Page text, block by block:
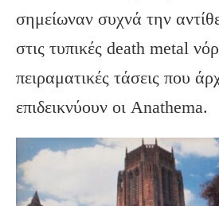
σημείωναν συχνά την
στις τυπικές death metal
πειραματικές τάσεις που
επιδεικνύουν οι Anathema.